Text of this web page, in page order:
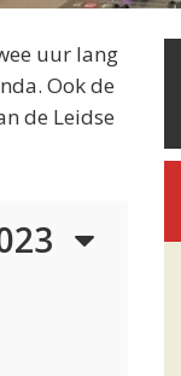
uur lang
Ook de
de Leidse